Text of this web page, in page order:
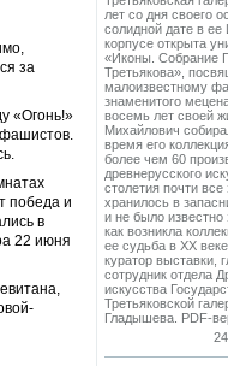
за
«Огонь!»
фашистов.
победа и
в
22 июня
лет со дня своего
солидной дате в
корпусе открыта
«Иконы. Собрание
Третьякова»,
малоизвестному
знаменитого
восемь лет своей
Михайлович
время его
более чем 60
древнерусского
столетия почти все
хранилось в
и не было известно
как возникла
ее судьба в ХХ
куратор выставки,
сотрудник отдела
искусства
Третьяковской
Гладышева. PDF-